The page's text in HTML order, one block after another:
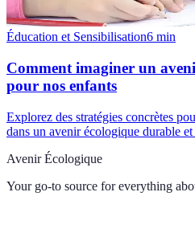
Éducation et Sensibilisation6 min
Comment imaginer un
pour nos enfants
Explorez des stratégies concrètes
dans un avenir écologique durable et
Avenir Écologique
Your go-to source for everything